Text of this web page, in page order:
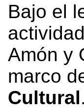
Bajo el
Amón y
marco
Cultural.